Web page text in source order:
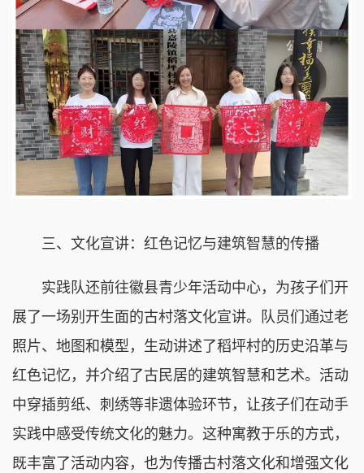
三、文化宣讲：红色记忆与建筑智慧的传播
实践队还前往徽县青少年活动中心，为孩子们开
展了一场别开生面的古村落文化宣讲。队员们通过老
照片、地图和模型，生动讲述了稻坪村的历史沿革与
红色记忆，并介绍了古民居的建筑智慧和艺术。活动
中穿插剪纸、刺绣等非遗体验环节，让孩子们在动手
实践中感受传统文化的魅力。这种寓教于乐的方式，
既丰富了活动内容，也为传播古村落文化和增强文化